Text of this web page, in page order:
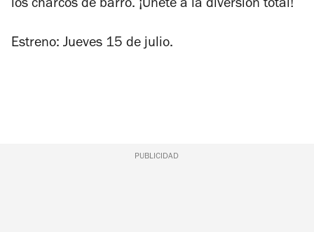
los charcos de barro. ¡Únete a la diversión total!
Estreno: Jueves 15 de julio.
PUBLICIDAD